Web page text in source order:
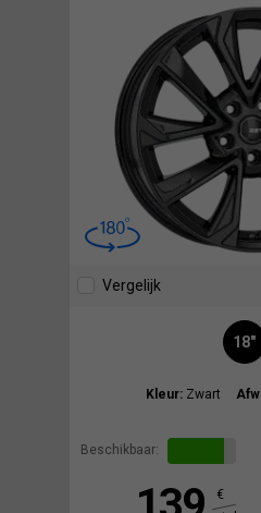
Vergelijk
18"
Kleur: Zwart
Beschikbaar:
€